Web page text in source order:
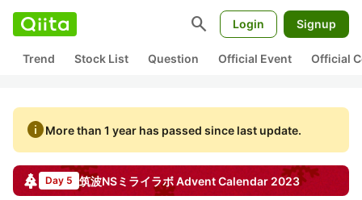
search Login Signup
Trend Stock List Question Official Event Official
infoMore than 1 year has passed since last update.
Day 5 筑波NSミライラボAdvent Calendar 2023